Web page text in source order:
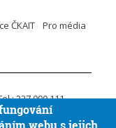
ČKAIT
Pro média
227 090 111
osobních údajů
webu s jejich